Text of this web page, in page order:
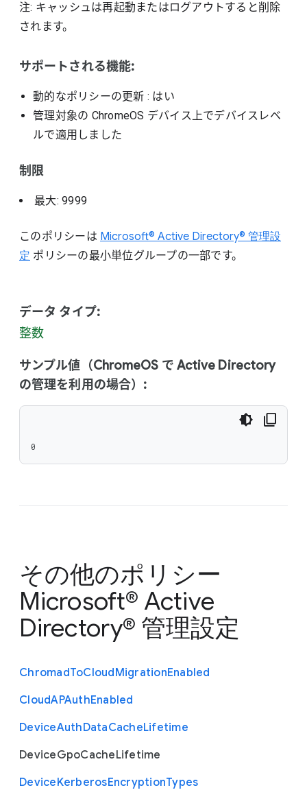
注: キャッシュは再起動またはログアウトすると削除
されます。
サポートされる機能:
動的なポリシーの更新 : はい
管理対象の ChromeOS デバイス上でデバイスレベ
ルで適用しました
制限
最大: 9999
このポリシーは Microsoft® Active Directory® 管理設
定 ポリシーの最小単位グループの一部です。
データ タイプ:
整数
サンプル値（ChromeOS で Active Directory
の管理を利用の場合）:
0
その他のポリシー
Microsoft® Active
Directory® 管理設定
ChromadToCloudMigrationEnabled
CloudAPAuthEnabled
DeviceAuthDataCacheLifetime
DeviceGpoCacheLifetime
DeviceKerberosEncryptionTypes